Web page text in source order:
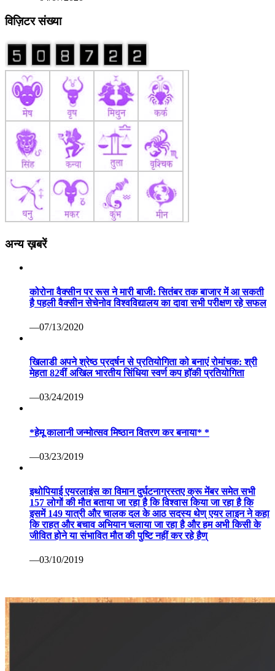
विज़िटर संख्या
अन्य ख़बरें
कोरोना वैक्सीन पर रूस ने मारी बाजी: सितंबर तक बाजार में आ सकती
है पहली वैक्सीन सेचेनोव विश्वविद्यालय का दावा सभी परीक्षण रहे सफल
—07/13/2020
खिलाडी अपने श्रेष्ठ प्रदर्षन से प्रतियोगिता को बनाएं रोमांचक: श्री
मेहता 82वीं अखिल भारतीय सिंधिया स्वर्ण कप हॉकी प्रतियोगिता
—03/24/2019
*हेमू कालानी जन्मोत्सव मिष्ठान वितरण कर बनाया* *
—03/23/2019
इथोपियाई एयरलाइंस का विमान दुर्घटनाग्रस्तए क्रू मेंबर समेत सभी
157 लोगों की मौत बताया जा रहा है कि विश्वास किया जा रहा है कि
इसमें 149 यात्री और चालक दल के आठ सदस्य थेण् एयर लाइन ने कहा
कि राहत और बचाव अभियान चलाया जा रहा है और हम अभी किसी के
जीवित होने या संभावित मौत की पुष्टि नहीं कर रहे हैण्
—03/10/2019